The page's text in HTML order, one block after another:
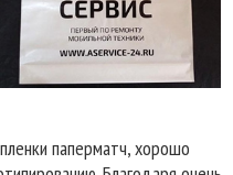
паперматч, хорошо